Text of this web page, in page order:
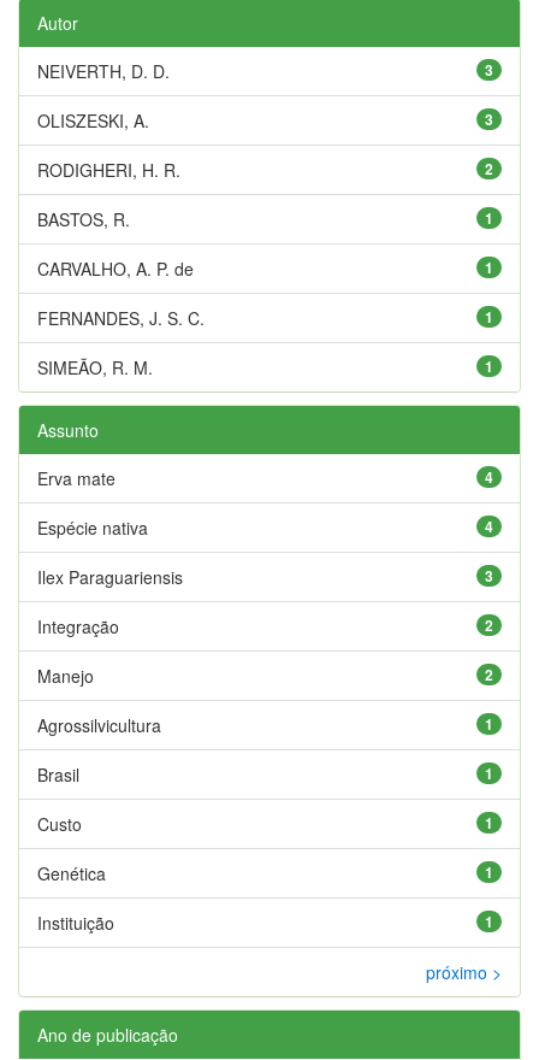
Autor
3
NEIVERTH, D. D.
3
OLISZESKI, A.
2
RODIGHERI, H. R.
1
BASTOS, R.
1
CARVALHO, A. P. de
1
FERNANDES, J. S. C.
1
SIMEÃO, R. M.
Assunto
4
Erva mate
4
Espécie nativa
3
Ilex Paraguariensis
2
Integração
2
Manejo
1
Agrossilvicultura
1
Brasil
1
Custo
1
Genética
1
Instituição
próximo >
Ano de publicação